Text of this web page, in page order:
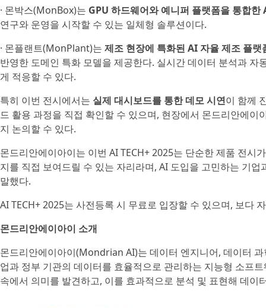
· 몬박스(MonBox)는 GPU 하드웨어와 예니퍼 플랫폼을 통합한
연구와 운영을 시작할 수 있는 일체형 솔루션이다.
· 몬플랜트(MonPlant)는 제조 현장에 특화된 AI 자율 제조 플랫
반영한 도메인 특화 모델을 제공한다. 실시간 데이터 분석과
게 적응할 수 있다.
특히 이번 전시에서는 실제 대시보드를 통한 데모 시연이 함께
드 활용 과정을 직접 확인할 수 있으며, 현장에서 몬드리안에
지 논의할 수 있다.
몬드리안에이아이는 이번 AI TECH+ 2025는 단순한 제품 전시
지를 직접 보여드릴 수 있는 자리라며, AI 도입을 고민하는 기
말했다.
AI TECH+ 2025는 사전등록 시 무료로 입장할 수 있으며, 보다
몬드리안에이아이 소개
몬드리안에이아이(Mondrian AI)는 데이터 엔지니어, 데이터
업과 정부 기관의 데이터를 효율적으로 관리하는 지능형 소프
속에서 의미를 발견하고, 이를 효과적으로 분석 및 표현해 데이